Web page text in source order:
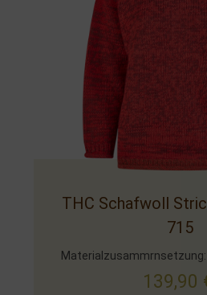
THC Schafwoll
715
Materialzusammrnsetzung:
139,90